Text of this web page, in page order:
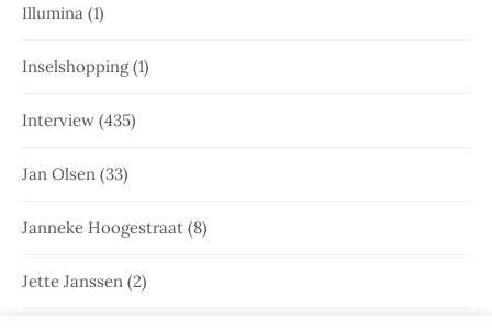
Illumina (1)
Inselshopping(1)
Interview (435)
Jan Olsen (33)
Janneke Hoogestraat (8)
Jette Janssen (2)